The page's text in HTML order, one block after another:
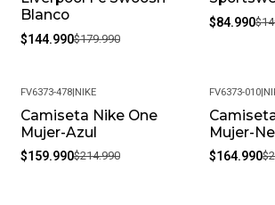
Blanco
$144.990$179.990
$84.990
-26%
FV6373-478| NIKE
Camiseta Nike One
Mujer-Azul
$159.990$214.990
-23%
FV6373-010
Mujer-
$164.990